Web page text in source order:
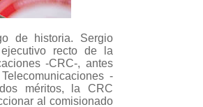
de historia. Sergio
recto de la
-CRC-, antes
-
méritos, la CRC
al comisionado